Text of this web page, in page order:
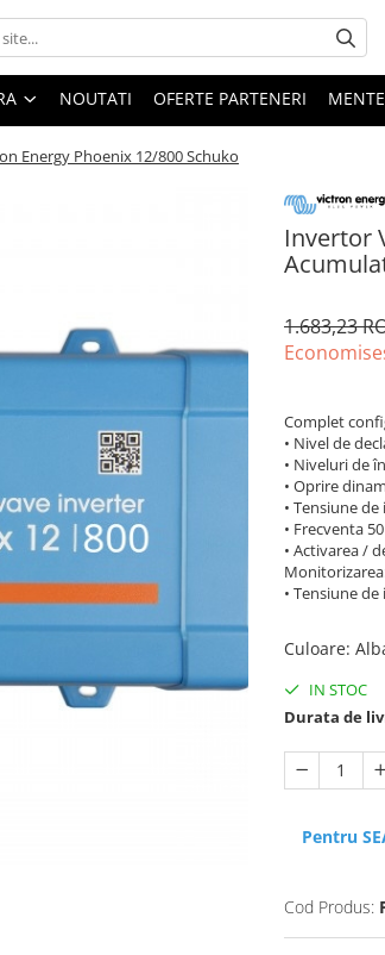
NOUTATI OFERTE PARTENERI
Energy Phoenix 12/800 Schuko
Invertor
1.683,23
Complet
• Nivel de
• Niveluri de
• Oprire
• Tensiune de
• Frecventa
• Activarea /
• Tensiune
Culoare:
IN STOC
Durata de
Pentru
Cod Produs: